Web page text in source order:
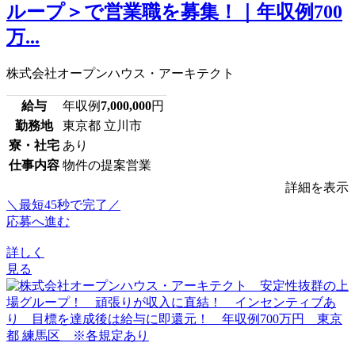
ループ＞で営業職を募集！｜年収例700
万...
株式会社オープンハウス・アーキテクト
給与 年収例 7,000,000円
勤務地
東京都 立川市
寮・社宅 あり
仕事内容 物件の提案営業
詳細を表示
＼最短45秒で完了／
応募へ進む
詳しく
見る